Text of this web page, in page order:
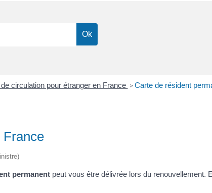
circulation pour étranger en France > Carte de résident
France
permanent peut vous être délivrée lors du renouvellement.